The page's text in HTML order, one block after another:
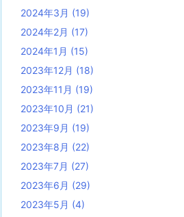
2024年3月 (19)
2024年2月 (17)
2024年1月 (15)
2023年12月 (18)
2023年11月 (19)
2023年10月 (21)
2023年9月 (19)
2023年8月 (22)
2023年7月 (27)
2023年6月 (29)
2023年5月 (4)